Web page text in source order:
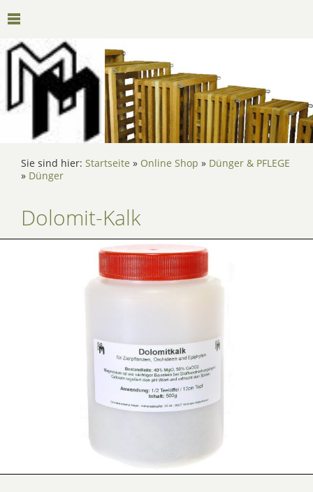
Sie sind hier: Startseite » Online Shop » Dünger & PFLEGE
» Dünger
Dolomit-Kalk